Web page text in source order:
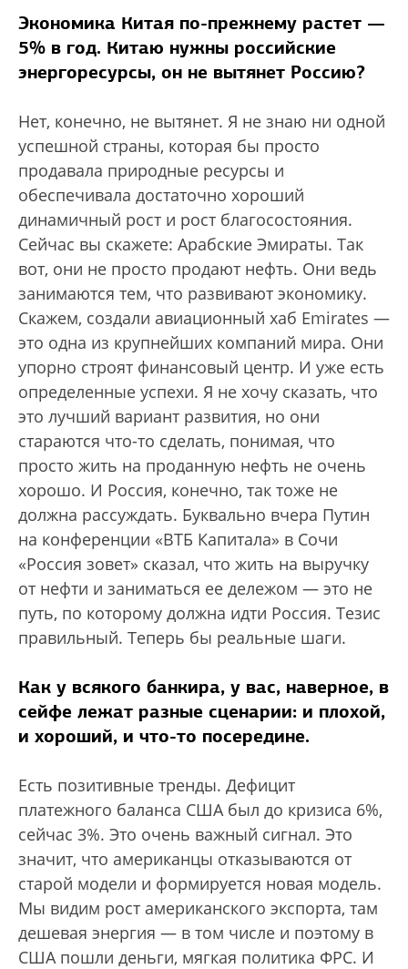
Экономика Китая по-прежнему растет —
5% в год. Китаю нужны российские
энергоресурсы, он не вытянет Россию?
Нет, конечно, не вытянет. Я не знаю ни одной
успешной страны, которая бы просто
продавала природные ресурсы и
обеспечивала достаточно хороший
динамичный рост и рост благосостояния.
Сейчас вы скажете: Арабские Эмираты. Так
вот, они не просто продают нефть. Они ведь
занимаются тем, что развивают экономику.
Скажем, создали авиационный хаб Emirates —
это одна из крупнейших компаний мира. Они
упорно строят финансовый центр. И уже есть
определенные успехи. Я не хочу сказать, что
это лучший вариант развития, но они
стараются что-то сделать, понимая, что
просто жить на проданную нефть не очень
хорошо. И Россия, конечно, так тоже не
должна рассуждать. Буквально вчера Путин
на конференции «ВТБ Капитала» в Сочи
«Россия зовет» сказал, что жить на выручку
от нефти и заниматься ее дележом — это не
путь, по которому должна идти Россия. Тезис
правильный. Теперь бы реальные шаги.
Как у всякого банкира, у вас, наверное, в
сейфе лежат разные сценарии: и плохой,
и хороший, и что-то посередине.
Есть позитивные тренды. Дефицит
платежного баланса США был до кризиса 6%,
сейчас 3%. Это очень важный сигнал. Это
значит, что американцы отказываются от
старой модели и формируется новая модель.
Мы видим рост американского экспорта, там
дешевая энергия — в том числе и поэтому в
США пошли деньги, мягкая политика ФРС. И